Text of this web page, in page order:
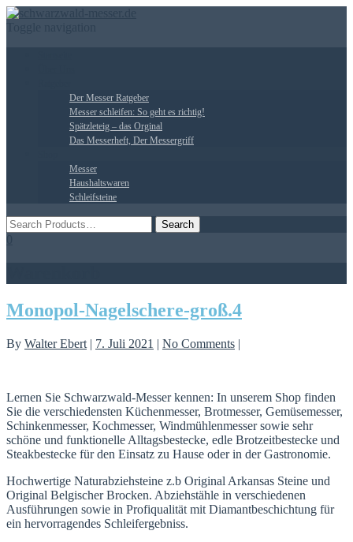
Der Messer Ratgeber
Messer schleifen: So geht es richtig!
Spätzleteig – das Orginal
Das Messerheft, Der Messergriff
Messer
Haushaltswaren
Schleifsteine
Monopol-Nagelschere-groß.4
By Walter Ebert | 7. Juli 2021 | No Comments |
Lernen Sie Schwarzwald-Messer kennen: In unserem Shop finden
Sie die verschiedensten Küchenmesser, Brotmesser, Gemüsemesser,
Schinkenmesser, Kochmesser, Windmühlenmesser sowie sehr
schöne und funktionelle Alltagsbestecke, edle Brotzeitbestecke und
Steakbestecke für den Einsatz zu Hause oder in der Gastronomie.
Hochwertige Naturabziehsteine z.b Original Arkansas Steine und
Original Belgischer Brocken. Abziehstähle in verschiedenen
Ausführungen sowie in Profiqualität mit Diamantbeschichtung für
ein hervorragendes Schleifergebniss.